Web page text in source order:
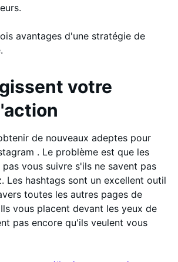
avantages d'une stratégie de
votre
de nouveaux adeptes pour
. Le problème est que les
vous suivre s'ils ne savent pas
Les hashtags sont un excellent outil
toutes les autres pages de
vous placent devant les yeux de
pas encore qu'ils veulent vous